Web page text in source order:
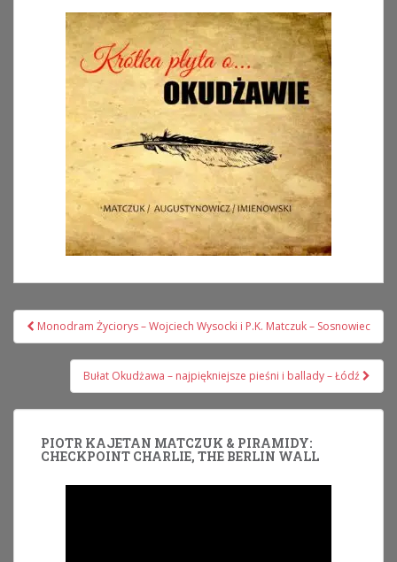
Nawigacja
wpisu
Monodram Życiorys – Wojciech Wysocki i P.K. Matczuk – Sosnowiec
Bułat Okudżawa – najpiękniejsze pieśni i ballady – Łódź
PIOTR KAJETAN MATCZUK & PIRAMIDY:
CHECKPOINT CHARLIE, THE BERLIN WALL